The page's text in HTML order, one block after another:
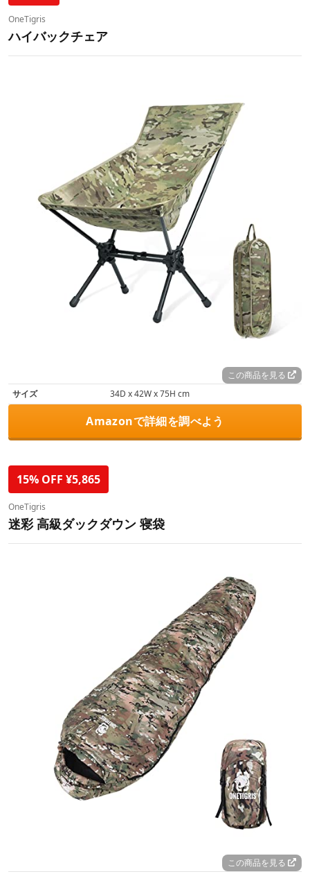
OneTigris
ハイバックチェア
この商品を見る
サイズ
34D x 42W x 75H cm
Amazonで詳細を調べよう
15% OFF ¥5,865
OneTigris
迷彩 高級ダックダウン 寝袋
この商品を見る